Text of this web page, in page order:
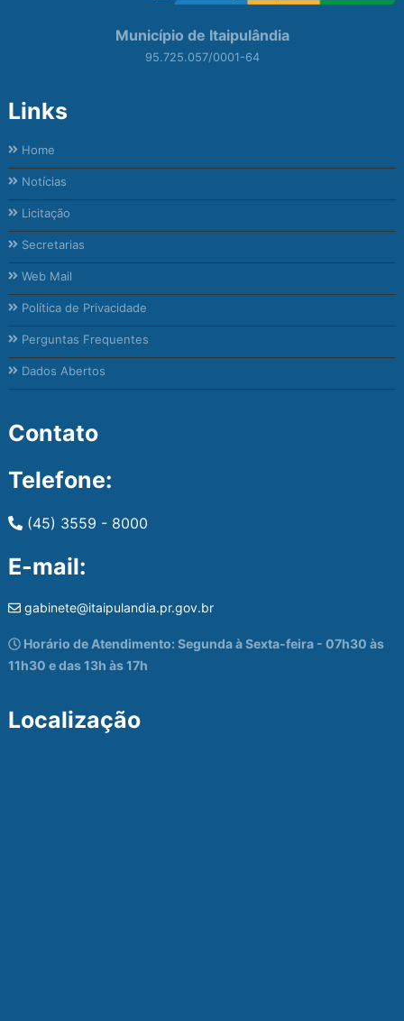
Município de Itaipulândia
95.725.057/0001-64
Links
Home
Notícias
Licitação
Secretarias
Web Mail
Política de Privacidade
Perguntas Frequentes
Dados Abertos
Contato
Telefone:
(45) 3559 - 8000
E-mail:
gabinete@itaipulandia.pr.gov.br
Horário de Atendimento: Segunda à Sexta-feira - 07h30 às
11h30 e das 13h às 17h
Localização